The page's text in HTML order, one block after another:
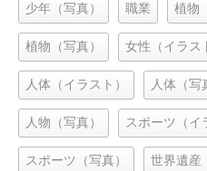
少年（写真） 職業 植物
植物（写真） 女性（イラス
人体（イラスト） 人体（写
人物（写真） スポーツ（イ
スポーツ（写真） 世界遺産